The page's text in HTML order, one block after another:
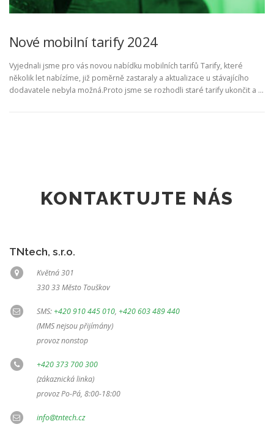
Nové mobilní tarify 2024
Vyjednali jsme pro vás novou nabídku mobilních tarifů Tarify, které
několik let nabízíme, již poměrně zastaraly a aktualizace u stávajícího
dodavatele nebyla možná.Proto jsme se rozhodli staré tarify ukončit a …
KONTAKTUJTE NÁS
TNtech, s.r.o.
Květná 301
330 33 Město Touškov
SMS:+420 910 445 010, +420 603 489 440
(MMS nejsou přijímány)
provoz nonstop
+420 373 700 300
(zákaznická linka)
provoz Po-Pá, 8:00-18:00
info@tntech.cz